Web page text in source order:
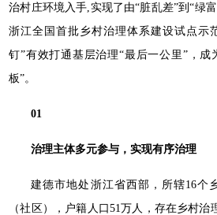
治村庄环境入手,实现了由“脏乱差”到“绿
浙江全国首批乡村治理体系建设试点示
钉”有效打通基层治理“最后一公里”，成
板”。
01
治理主体多元参与，实现有序治理
建德市地处浙江省西部，所辖16个
（社区），户籍人口51万人，存在乡村